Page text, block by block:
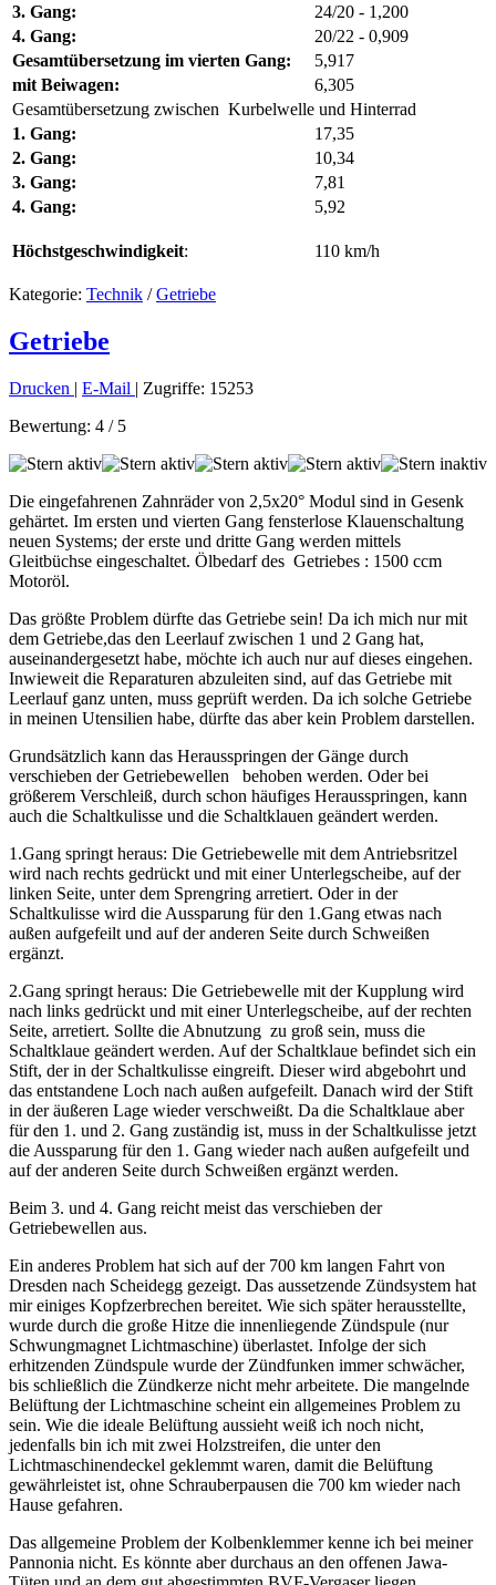
3. Gang:
24/20 - 1,200
4. Gang:
20/22 - 0,909
Gesamtübersetzung im vierten Gang:
5,917
mit Beiwagen:
6,305
Gesamtübersetzung zwischen Kurbelwelle und Hinterrad
1. Gang:
17,35
2. Gang:
10,34
3. Gang:
7,81
4. Gang:
5,92
Höchstgeschwindigkeit: 110 km/h
Kategorie: Technik /Getriebe
Getriebe
Drucken | E-Mail | Zugriffe: 15253
Bewertung: 4 / 5
Die eingefahrenen Zahnräder von 2,5x20° Modul sind in Gesenk
gehärtet. Im ersten und vierten Gang fensterlose Klauenschaltung
neuen Systems; der erste und dritte Gang werden mittels
Gleitbüchse eingeschaltet. Ölbedarf des Getriebes : 1500 ccm
Motoröl.
Das größte Problem dürfte das Getriebe sein! Da ich mich nur mit
dem Getriebe,das den Leerlauf zwischen 1 und 2 Gang hat,
auseinandergesetzt habe, möchte ich auch nur auf dieses eingehen.
Inwieweit die Reparaturen abzuleiten sind, auf das Getriebe mit
Leerlauf ganz unten, muss geprüft werden. Da ich solche Getriebe
in meinen Utensilien habe, dürfte das aber kein Problem darstellen.
Grundsätzlich kann das Herausspringen der Gänge durch
verschieben der Getriebewellen behoben werden. Oder bei
größerem Verschleiß, durch schon häufiges Herausspringen, kann
auch die Schaltkulisse und die Schaltklauen geändert werden.
1.Gang springt heraus: Die Getriebewelle mit dem Antriebsritzel
wird nach rechts gedrückt und mit einer Unterlegscheibe, auf der
linken Seite, unter dem Sprengring arretiert. Oder in der
Schaltkulisse wird die Aussparung für den 1.Gang etwas nach
außen aufgefeilt und auf der anderen Seite durch Schweißen
ergänzt.
2.Gang springt heraus: Die Getriebewelle mit der Kupplung wird
nach links gedrückt und mit einer Unterlegscheibe, auf der rechten
Seite, arretiert. Sollte die Abnutzung zu groß sein, muss die
Schaltklaue geändert werden. Auf der Schaltklaue befindet sich ein
Stift, der in der Schaltkulisse eingreift. Dieser wird abgebohrt und
das entstandene Loch nach außen aufgefeilt. Danach wird der Stift
in der äußeren Lage wieder verschweißt. Da die Schaltklaue aber
für den 1. und 2. Gang zuständig ist, muss in der Schaltkulisse jetzt
die Aussparung für den 1. Gang wieder nach außen aufgefeilt und
auf der anderen Seite durch Schweißen ergänzt werden.
Beim 3. und 4. Gang reicht meist das verschieben der
Getriebewellen aus.
Ein anderes Problem hat sich auf der 700 km langen Fahrt von
Dresden nach Scheidegg gezeigt. Das aussetzende Zündsystem hat
mir einiges Kopfzerbrechen bereitet. Wie sich später herausstellte,
wurde durch die große Hitze die innenliegende Zündspule (nur
Schwungmagnet Lichtmaschine) überlastet. Infolge der sich
erhitzenden Zündspule wurde der Zündfunken immer schwächer,
bis schließlich die Zündkerze nicht mehr arbeitete. Die mangelnde
Belüftung der Lichtmaschine scheint ein allgemeines Problem zu
sein. Wie die ideale Belüftung aussieht weiß ich noch nicht,
jedenfalls bin ich mit zwei Holzstreifen, die unter den
Lichtmaschinendeckel geklemmt waren, damit die Belüftung
gewährleistet ist, ohne Schrauberpausen die 700 km wieder nach
Hause gefahren.
Das allgemeine Problem der Kolbenklemmer kenne ich bei meiner
Pannonia nicht. Es könnte aber durchaus an den offenen Jawa-